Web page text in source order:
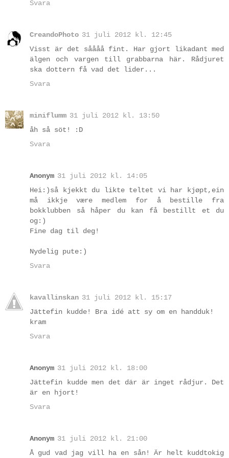
Svara
CreandoPhoto 31 juli 2012 kl. 12:45
Visst är det såååå fint. Har gjort likadant med
älgen och vargen till grabbarna här. Rådjuret
ska dottern få vad det lider...
Svara
miniflumm 31 juli 2012 kl. 13:50
åh så söt! :D
Svara
Anonym 31 juli 2012 kl. 14:05
Hei:)så kjekkt du likte teltet vi har kjøpt,ein
må ikkje være medlem for å bestille fra
bokklubben så håper du kan få bestillt et du
og:)
Fine dag til deg!
Nydelig pute:)
Svara
kavallinskan 31 juli 2012 kl. 15:17
Jättefin kudde! Bra idé att sy om en handduk!
kram
Svara
Anonym 31 juli 2012 kl. 18:00
Jättefin kudde men det där är inget rådjur. Det
är en hjort!
Svara
Anonym 31 juli 2012 kl. 21:00
Å gud vad jag vill ha en sån! Är helt kuddtokig